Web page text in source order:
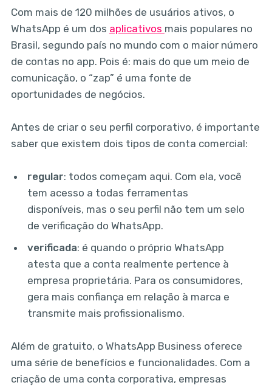
Com mais de 120 milhões de usuários ativos, o
WhatsApp é um dos aplicativos mais populares no
Brasil, segundo país no mundo com o maior número
de contas no app. Pois é: mais do que um meio de
comunicação, o “zap” é uma fonte de
oportunidades de negócios.
Antes de criar o seu perfil corporativo, é importante
saber que existem dois tipos de conta comercial:
regular: todos começam aqui. Com ela, você
tem acesso a todas ferramentas
disponíveis, mas o seu perfil não tem um selo
de verificação do WhatsApp.
verificada: é quando o próprio WhatsApp
atesta que a conta realmente pertence à
empresa proprietária. Para os consumidores,
gera mais confiança em relação à marca e
transmite mais profissionalismo.
Além de gratuito, o WhatsApp Business oferece
uma série de benefícios e funcionalidades. Com a
criação de uma conta corporativa, empresas